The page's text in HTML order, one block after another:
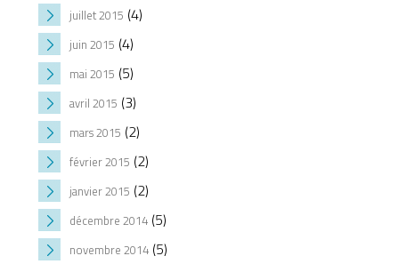
juillet 2015 (4)
juin 2015 (4)
mai 2015 (5)
avril 2015 (3)
mars 2015 (2)
février 2015 (2)
janvier 2015 (2)
décembre 2014(5)
novembre 2014(5)